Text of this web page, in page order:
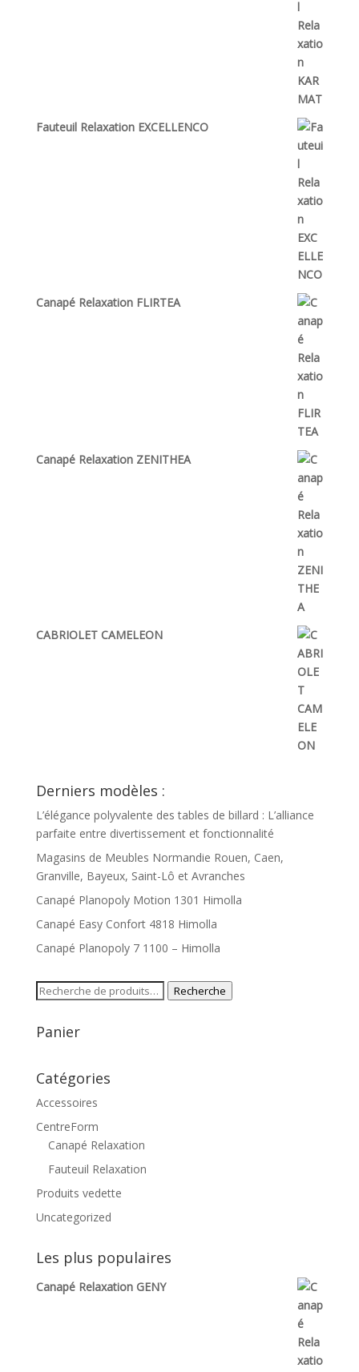
Fauteuil Relaxation EXCELLENCO
Canapé Relaxation FLIRTEA
Canapé Relaxation ZENITHEA
CABRIOLET CAMELEON
Derniers modèles :
L’élégance polyvalente des tables de billard : L’alliance
parfaite entre divertissement et fonctionnalité
Magasins de Meubles Normandie Rouen, Caen,
Granville, Bayeux, Saint-Lô et Avranches
Canapé Planopoly Motion 1301 Himolla
Canapé Easy Confort 4818 Himolla
Canapé Planopoly 7 1100 – Himolla
Recherche
Recherche
Panier
Catégories
Accessoires
CentreForm
Canapé Relaxation
Fauteuil Relaxation
Produits vedette
Uncategorized
Les plus populaires
Canapé Relaxation GENY